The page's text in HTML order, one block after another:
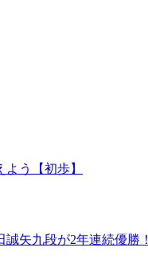
う【初歩】
矢九段が2年連続優勝！